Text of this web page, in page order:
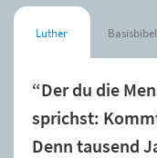
Luther Basisbibel
“Der du die
sprichst:
Denn tausend